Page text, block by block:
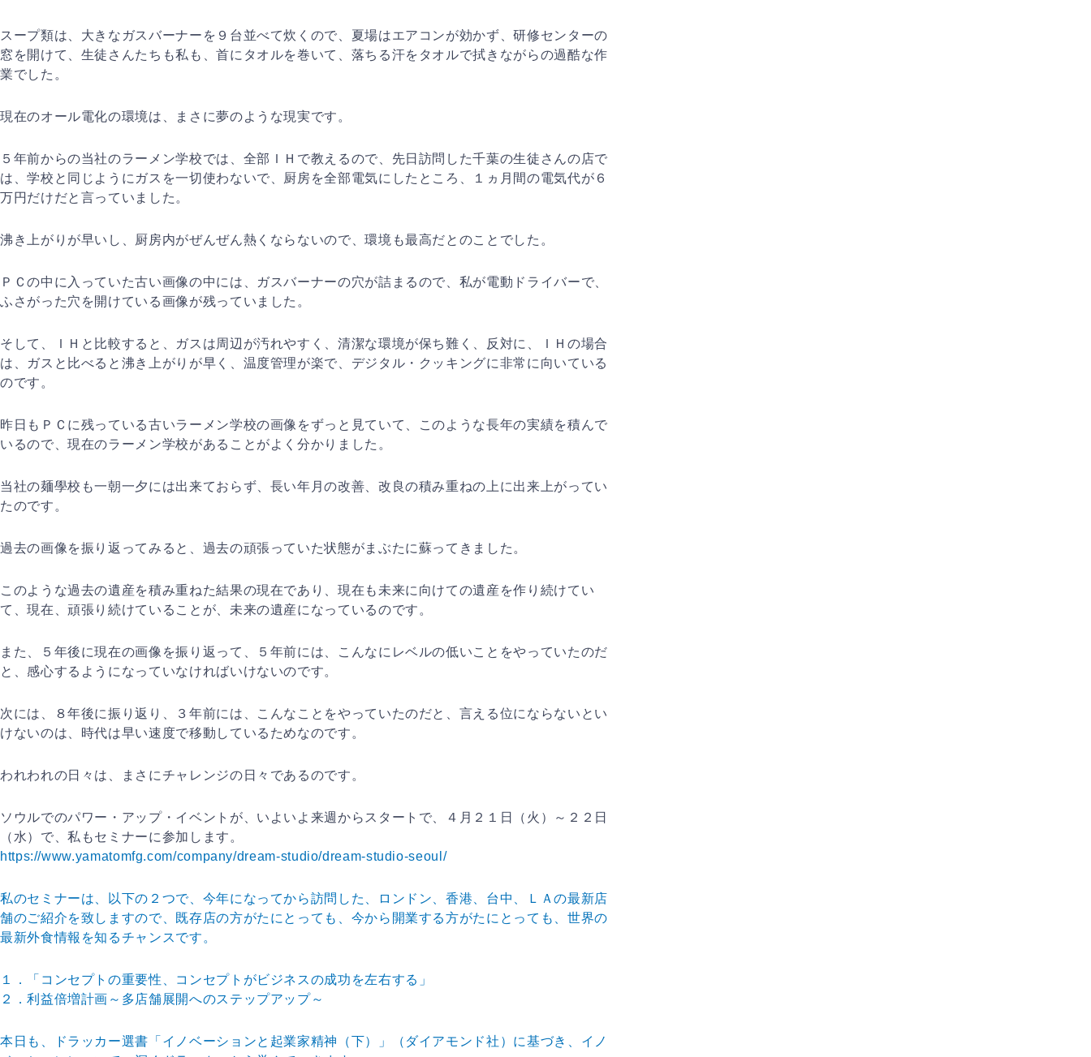
スープ類は、大きなガスバーナーを９台並べて炊くので、夏場はエアコンが効かず、研修センターの
窓を開けて、生徒さんたちも私も、首にタオルを巻いて、落ちる汗をタオルで拭きながらの過酷な作
業でした。
現在のオール電化の環境は、まさに夢のような現実です。
５年前からの当社のラーメン学校では、全部ＩＨで教えるので、先日訪問した千葉の生徒さんの店で
は、学校と同じようにガスを一切使わないで、厨房を全部電気にしたところ、１ヵ月間の電気代が６
万円だけだと言っていました。
沸き上がりが早いし、厨房内がぜんぜん熱くならないので、環境も最高だとのことでした。
ＰＣの中に入っていた古い画像の中には、ガスバーナーの穴が詰まるので、私が電動ドライバーで、
ふさがった穴を開けている画像が残っていました。
そして、ＩＨと比較すると、ガスは周辺が汚れやすく、清潔な環境が保ち難く、反対に、ＩＨの場合
は、ガスと比べると沸き上がりが早く、温度管理が楽で、デジタル・クッキングに非常に向いている
のです。
昨日もＰＣに残っている古いラーメン学校の画像をずっと見ていて、このような長年の実績を積んで
いるので、現在のラーメン学校があることがよく分かりました。
当社の麺學校も一朝一夕には出来ておらず、長い年月の改善、改良の積み重ねの上に出来上がってい
たのです。
過去の画像を振り返ってみると、過去の頑張っていた状態がまぶたに蘇ってきました。
このような過去の遺産を積み重ねた結果の現在であり、現在も未来に向けての遺産を作り続けてい
て、現在、頑張り続けていることが、未来の遺産になっているのです。
また、５年後に現在の画像を振り返って、５年前には、こんなにレベルの低いことをやっていたのだ
と、感心するようになっていなければいけないのです。
次には、８年後に振り返り、３年前には、こんなことをやっていたのだと、言える位にならないとい
けないのは、時代は早い速度で移動しているためなのです。
われわれの日々は、まさにチャレンジの日々であるのです。
ソウルでのパワー・アップ・イベントが、いよいよ来週からスタートで、４月２１日（火）～２２日
（水）で、私もセミナーに参加します。
https://www.yamatomfg.com/company/dream-studio/dream-studio-seoul/
私のセミナーは、以下の２つで、今年になってから訪問した、ロンドン、香港、台中、ＬＡの最新店
舗のご紹介を致しますので、既存店の方がたにとっても、今から開業する方がたにとっても、世界の
最新外食情報を知るチャンスです。
１．「コンセプトの重要性、コンセプトがビジネスの成功を左右する」
２．利益倍増計画～多店舗展開へのステップアップ～
本日も、ドラッカー選書「イノベーションと起業家精神（下）」（ダイアモンド社）に基づき、イノ